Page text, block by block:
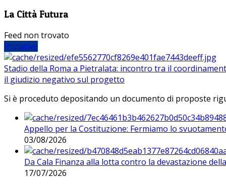
La Città Futura
Feed non trovato
Iniziative
Stadio della Roma a Pietralata: incontro tra il
il giudizio negativo sul progetto
Si è proceduto depositando un documento di proposte
Appello per la Costituzione: Fermiamo lo
03/08/2026
Da Cala Finanza alla lotta contro la devastazione
17/07/2026